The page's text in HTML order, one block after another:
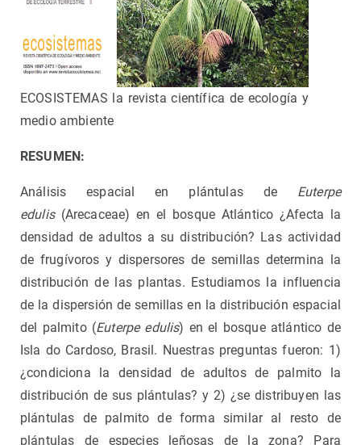
ECOSISTEMAS la revista científica de ecología y
medio ambiente
RESUMEN:
Análisis espacial en plántulas de Euterpe
edulis(Arecaceae) en el bosque Atlántico ¿Afecta la
densidad de adultos a su distribución? Las actividad
de frugívoros y dispersores de semillas determina la
distribución de las plantas. Estudiamos la influencia
de la dispersión de semillas en la distribución espacial
del palmito (Euterpe edulis) en el bosque atlántico de
Isla do Cardoso, Brasil. Nuestras preguntas fueron: 1)
¿condiciona la densidad de adultos de palmito la
distribución de sus plántulas? y 2) ¿se distribuyen las
plántulas de palmito de forma similar al resto de
plántulas de especies leñosas de la zona? Para